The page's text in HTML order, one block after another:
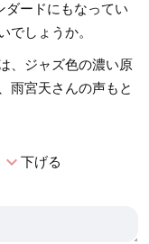
ダードにもなってい
でしょうか。
、ジャズ色の濃い原
雨宮天さんの声もと
expand_more下げる